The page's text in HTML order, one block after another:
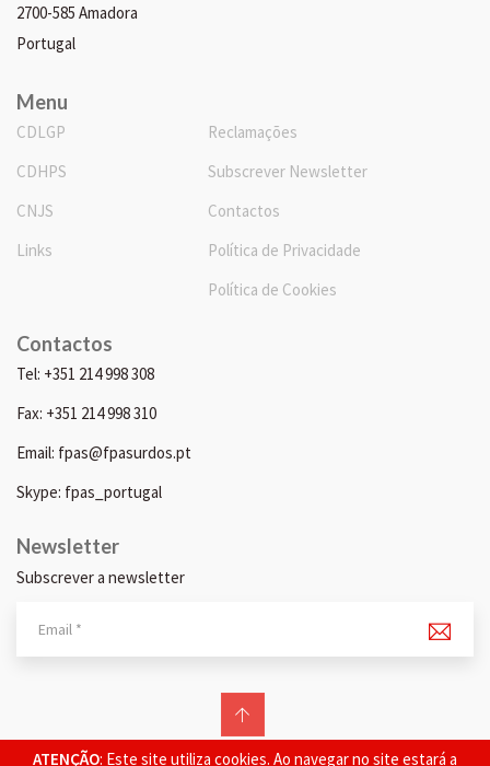
ATENÇÃO: Este site utiliza cookies. Ao navegar no site estará a
2700-585 Amadora
Portugal
Menu
CDLGP
CDHPS
CNJS
Links
Reclamações
Subscrever Newsletter
Contactos
Política de Privacidade
Política de Cookies
Contactos
Tel: +351 214 998 308
Fax: +351 214 998 310
Email: fpas@fpasurdos.pt
Skype: fpas_portugal
Newsletter
Subscrever a newsletter
© 2026 FPAS. Todos os direitos reservados.